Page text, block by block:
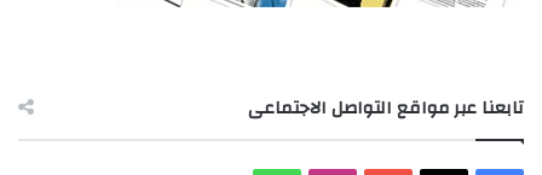
تابعنا عبر مواقع التواصل الاجتماعى